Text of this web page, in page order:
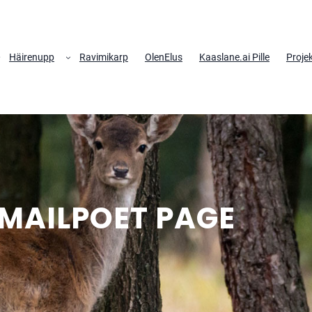
Häirenupp Ravimikarp OlenElus Kaaslane.ai Pille
PAGE